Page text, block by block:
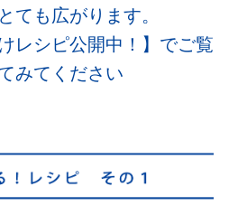
ても広がります。
レシピ公開中！】でご覧
みてください